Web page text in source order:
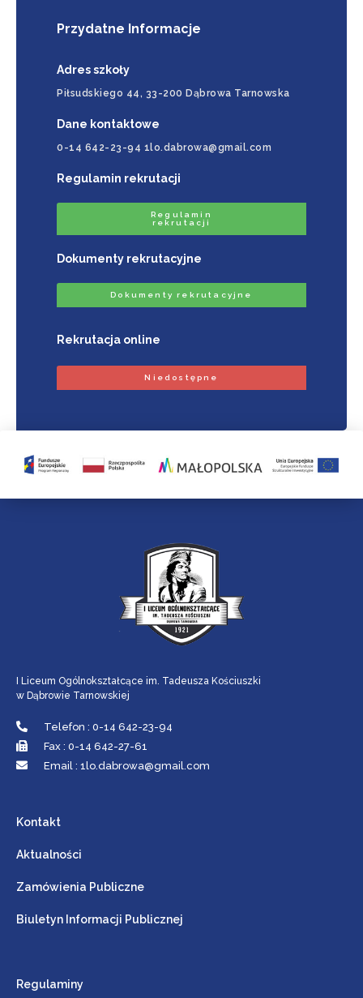
Przydatne Informacje
Adres szkoły
Piłsudskiego 44, 33-200 Dąbrowa Tarnowska
Dane kontaktowe
0-14 642-23-94 1lo.dabrowa@gmail.com
Regulamin rekrutacji
Regulamin
rekrutacji
Dokumenty rekrutacyjne
Dokumenty rekrutacyjne
Rekrutacja online
Niedostępne
I Liceum Ogólnokształcące im. Tadeusza Kościuszki
w Dąbrowie Tarnowskiej
Telefon : 0-14 642-23-94
Fax : 0-14 642-27-61
Email : 1lo.dabrowa@gmail.com
Kontakt
Aktualności
Zamówienia Publiczne
Biuletyn Informacji Publicznej
Regulaminy